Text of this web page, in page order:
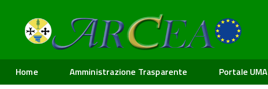
Home Amministrazione Trasparente Portale UMA